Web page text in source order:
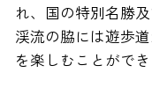
れ、国の特別名勝
渓流の脇には遊歩
を楽しむことができ